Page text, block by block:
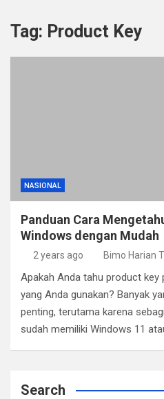
Tag: Product Key
NASIONAL
Panduan Cara
Windows dengan Mudah
2 years ago Bimo Harian
Apakah Anda tahu product key
yang Anda gunakan? Banyak
penting, terutama karena
sudah memiliki Windows 11
Search